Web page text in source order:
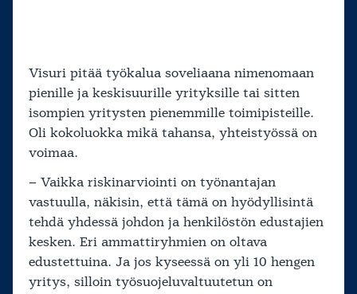
Visuri pitää työkalua soveliaana nimenomaan
pienille ja keskisuurille yrityksille tai sitten
isompien yritysten pienemmille toimipisteille.
Oli kokoluokka mikä tahansa, yhteistyössä on
voimaa.
– Vaikka riskinarviointi on työnantajan
vastuulla, näkisin, että tämä on hyödyllisintä
tehdä yhdessä johdon ja henkilöstön edustajien
kesken. Eri ammattiryhmien on oltava
edustettuina. Ja jos kyseessä on yli 10 hengen
yritys, silloin työsuojeluvaltuutetun on